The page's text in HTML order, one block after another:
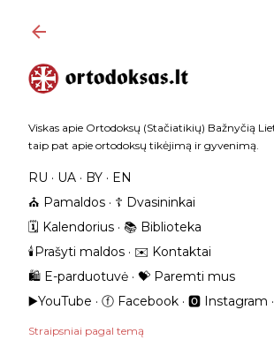
Praleisti ir pereiti prie
Viskas apie Ortodoksų (Stačiatikių) Bažnyčią
taip pat apie ortodoksų tikėjimą ir gyvenimą.
RU UA BY
EN
⛪️ Pamaldos
☦️ Dvasininkai
🗓️ Kalendorius
📚 Biblioteka
🕯️Prašyti maldos
✉️ Kontaktai
🛍️ E-parduotuvė
💝 Paremti mus
▶️YouTube
ⓕ Facebook 🅾 Instagram
Straipsniai pagal temą